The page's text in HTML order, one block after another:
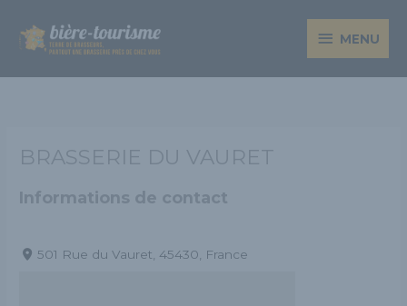
contenu
MENU
MENU
BRASSERIE DU VAURET
Informations de contact
501 Rue du Vauret, 45430, France